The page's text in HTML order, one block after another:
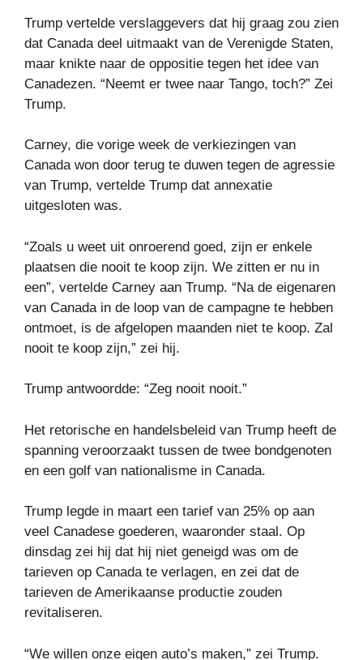
Trump vertelde verslaggevers dat hij graag zou zien
dat Canada deel uitmaakt van de Verenigde Staten,
maar knikte naar de oppositie tegen het idee van
Canadezen. “Neemt er twee naar Tango, toch?” Zei
Trump.
Carney, die vorige week de verkiezingen van
Canada won door terug te duwen tegen de agressie
van Trump, vertelde Trump dat annexatie
uitgesloten was.
“Zoals u weet uit onroerend goed, zijn er enkele
plaatsen die nooit te koop zijn. We zitten er nu in
een”, vertelde Carney aan Trump. “Na de eigenaren
van Canada in de loop van de campagne te hebben
ontmoet, is de afgelopen maanden niet te koop. Zal
nooit te koop zijn,” zei hij.
Trump antwoordde: “Zeg nooit nooit.”
Het retorische en handelsbeleid van Trump heeft de
spanning veroorzaakt tussen de twee bondgenoten
en een golf van nationalisme in Canada.
Trump legde in maart een tarief van 25% op aan
veel Canadese goederen, waaronder staal. Op
dinsdag zei hij dat hij niet geneigd was om de
tarieven op Canada te verlagen, en zei dat de
tarieven de Amerikaanse productie zouden
revitaliseren.
“We willen onze eigen auto’s maken,” zei Trump.